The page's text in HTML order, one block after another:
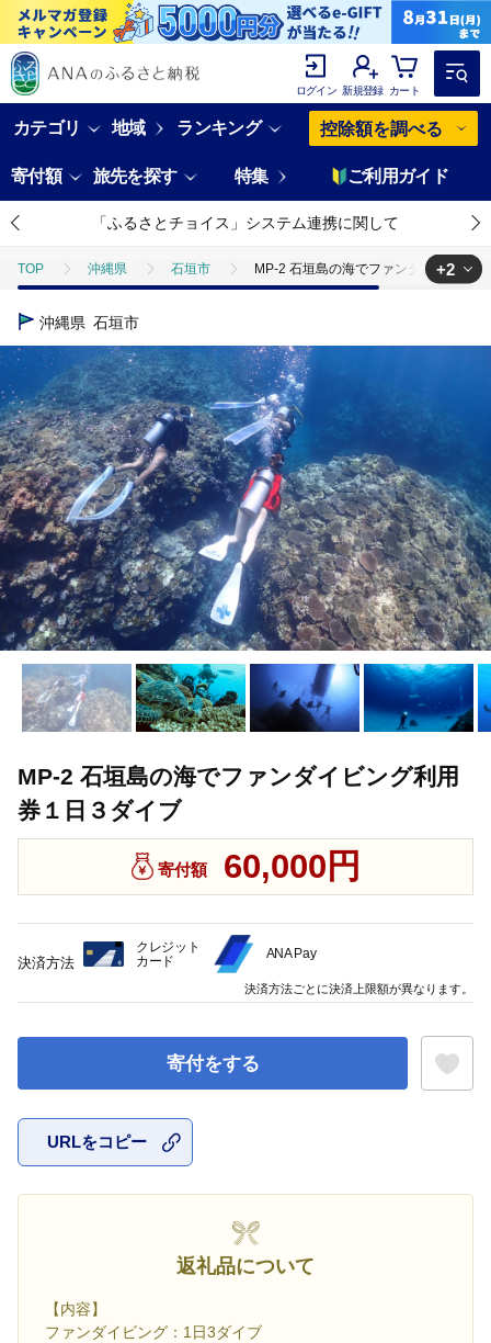
ログイン 新規登録 カート
カテゴリ 地域 ランキング 控除額を調べる
寄付額 旅先を探す 特集 ご利用ガイド
「ふるさとチョイス」システム連携に関して
TOP 沖縄県 石垣市 MP-2 石垣島の海でファンダイビング
TOP
TOP 日用品・雑貨 スポーツ用品
+2
沖縄県 石垣市
MP-2 石垣島の海でファンダイビング利用
券１日３ダイブ
寄付額 60,000円
寄付をする
URLをコピー
返礼品について
【内容】
ファンダイビング：1日3ダイブ
決済方法
クレジット
カード
ANA Pay
決済方法ごとに決済上限額が異なります。